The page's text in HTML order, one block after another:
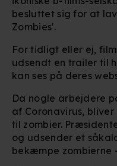
besluttet sig for at
Zombies'.
For tidligt eller ej,
udsendt en trailer til
kan ses på deres
Da nogle arbejdere
af Coronavirus,
til zombier.
og udsender et
bekæmpe zombierne